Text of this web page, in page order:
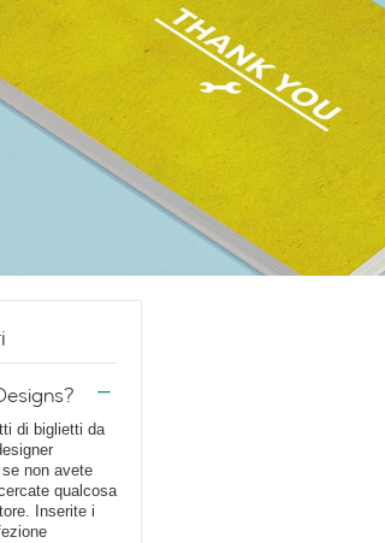
di biglietti da
non avete
qualcosa
Inserite i